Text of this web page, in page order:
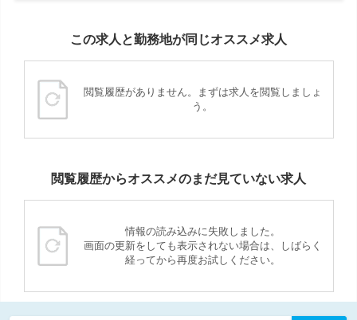
この求人と勤務地が同じオススメ求人
閲覧履歴がありません。まずは求人を閲覧しましょ
う。
閲覧履歴からオススメのまだ見ていない求人
情報の読み込みに失敗しました。
画面の更新をしても表示されない場合は、しばらく
経ってから再度お試しください。